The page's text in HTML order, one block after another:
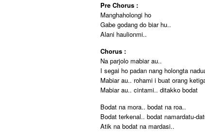
Pre Chorus :
Manghaholongi ho
Gabe godang do biar hu..
Alani haulionmi..
Chorus :
Na parjolo mabiar au..
I segai ho padan nang holongta
Mabiar au.. rohami i buat orang
Mabiar au.. cintami.. ditakko bodat
Bodat na mora.. bodat na roa..
Bodat terkenal.. bodat namardatu-
Atik na bodat na mardasi..